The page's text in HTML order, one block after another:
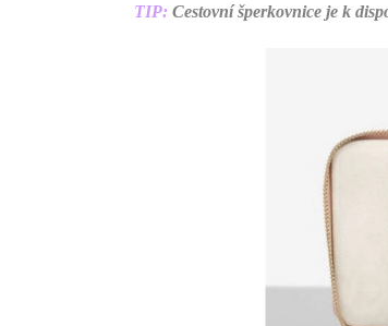
TIP: Cestovní šperkovnice je k